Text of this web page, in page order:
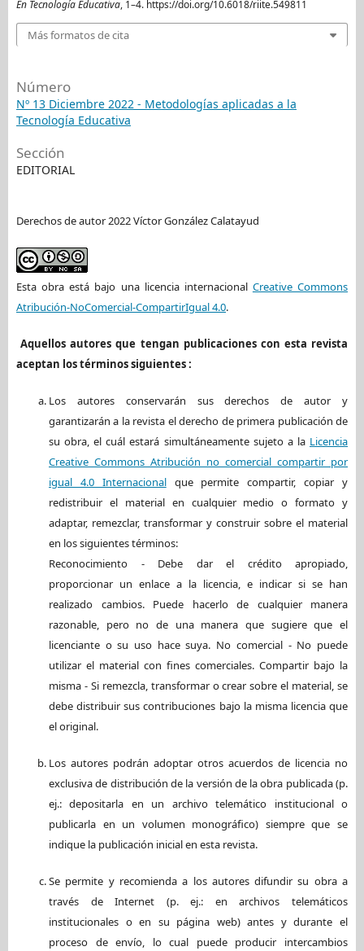
En Tecnología Educativa, 1–4. https://doi.org/10.6018/riite.549811
Más formatos de cita
Número
Nº 13 Diciembre 2022 - Metodologías aplicadas a la
Tecnología Educativa
Sección
EDITORIAL
Derechos de autor 2022 Víctor González Calatayud
Esta obra está bajo una licencia internacional Creative Commons
Atribución-NoComercial-CompartirIgual 4.0.
Aquellos autores que tengan publicaciones con esta revista
aceptan los términos siguientes :
Los autores conservarán sus derechos de autor y
garantizarán a la revista el derecho de primera publicación de
su obra, el cuál estará simultáneamente sujeto a la Licencia
Creative Commons Atribución no comercial compartir por
igual 4.0 Internacionalque permite compartir, copiar y
redistribuir el material en cualquier medio o formato y
adaptar, remezclar, transformar y construir sobre el material
en los siguientes términos:
Reconocimiento - Debe dar el crédito apropiado,
proporcionar un enlace a la licencia, e indicar si se han
realizado cambios. Puede hacerlo de cualquier manera
razonable, pero no de una manera que sugiere que el
licenciante o su uso hace suya. No comercial - No puede
utilizar el material con fines comerciales. Compartir bajo la
misma - Si remezcla, transformar o crear sobre el material, se
debe distribuir sus contribuciones bajo la misma licencia que
el original.
Los autores podrán adoptar otros acuerdos de licencia no
exclusiva de distribución de la versión de la obra publicada (p.
ej.: depositarla en un archivo telemático institucional o
publicarla en un volumen monográfico) siempre que se
indique la publicación inicial en esta revista.
Se permite y recomienda a los autores difundir su obra a
través de Internet (p. ej.: en archivos telemáticos
institucionales o en su página web) antes y durante el
proceso de envío, lo cual puede producir intercambios